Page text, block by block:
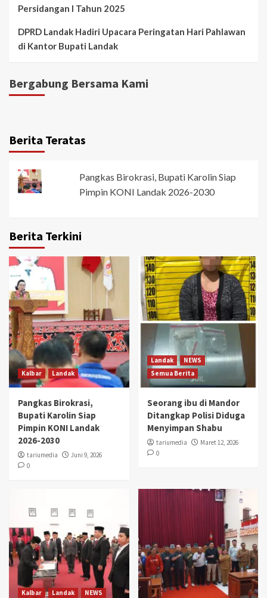
Persidangan I Tahun 2025
DPRD Landak Hadiri Upacara Peringatan Hari Pahlawan
di Kantor Bupati Landak
Bergabung Bersama Kami
Berita Teratas
Pangkas Birokrasi, Bupati Karolin Siap
Pimpin KONI Landak 2026-2030
Berita Terkini
Kalbar Landak
Pangkas Birokrasi,
Bupati Karolin Siap
Pimpin KONI Landak
2026-2030
tariumedia
Juni 9, 2026
0
Landak
NEWS
Semua Berita
Seorang ibu di Mandor
Ditangkap Polisi Diduga
Menyimpan Shabu
tariumedia
Maret 12, 2026
0
Kalbar Landak
NEWS